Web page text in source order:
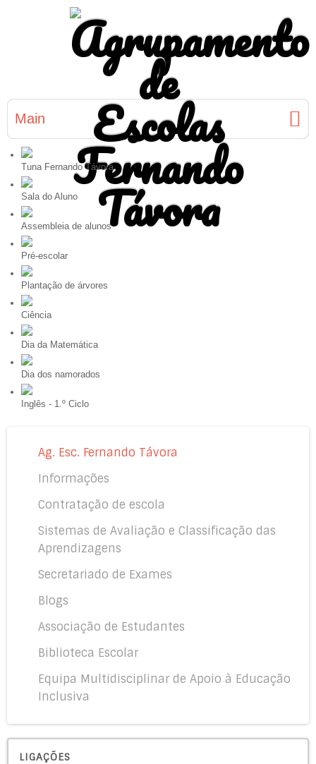
Main
Tuna Fernando Távora
Sala do Aluno
Assembleia de alunos
Pré-escolar
Plantação de árvores
Ciência
Dia da Matemática
Dia dos namorados
Inglês - 1.º Ciclo
Ag. Esc. Fernando Távora
Informações
Contratação de escola
Sistemas de Avaliação e Classificação das
Aprendizagens
Secretariado de Exames
Blogs
Associação de Estudantes
Biblioteca Escolar
Equipa Multidisciplinar de Apoio à Educação
Inclusiva
LIGAÇÕES